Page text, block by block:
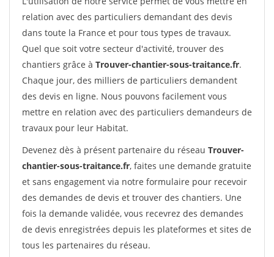
relation avec des particuliers demandant des devis
dans toute la France et pour tous types de travaux.
Quel que soit votre secteur d'activité, trouver des
chantiers grâce à Trouver-chantier-sous-traitance.fr.
Chaque jour, des milliers de particuliers demandent
des devis en ligne. Nous pouvons facilement vous
mettre en relation avec des particuliers demandeurs de
travaux pour leur Habitat.
Devenez dès à présent partenaire du réseau Trouver-
chantier-sous-traitance.fr, faites une demande gratuite
et sans engagement via notre formulaire pour recevoir
des demandes de devis et trouver des chantiers. Une
fois la demande validée, vous recevrez des demandes
de devis enregistrées depuis les plateformes et sites de
tous les partenaires du réseau.